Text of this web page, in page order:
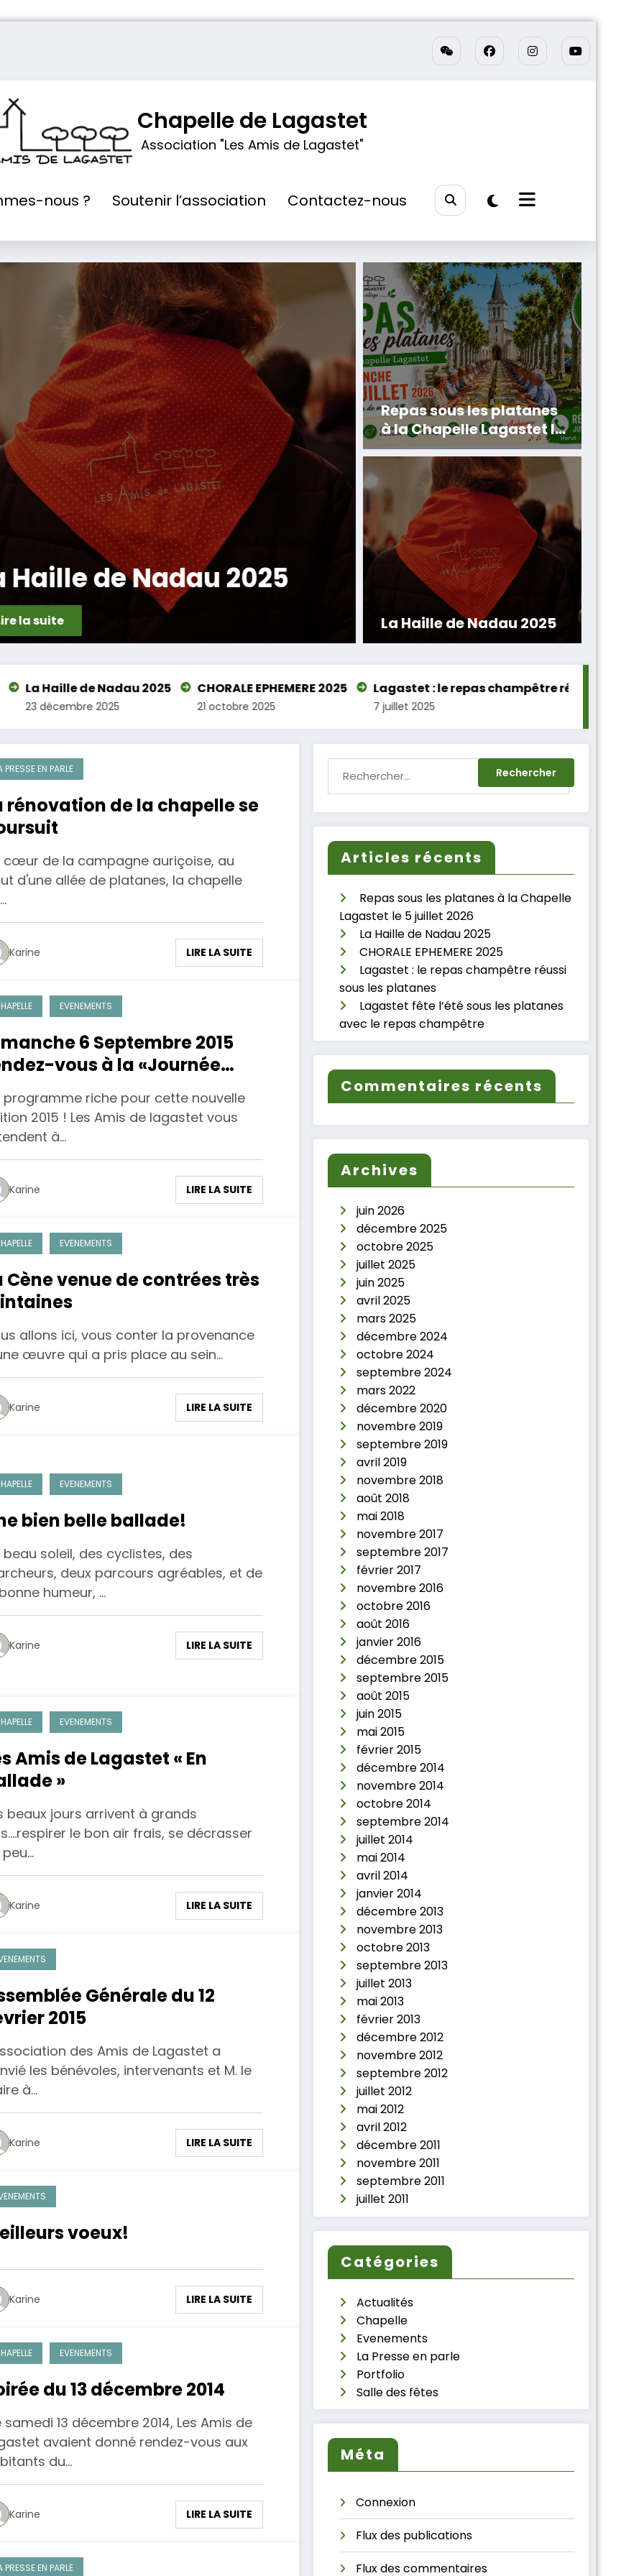
Chapelle de Lagastet
Association "Les Amis de Lagastet"
nous ? Soutenir l’association Contactez-nous
CHORALE EPHEMERE 2025
Repas
juillet
Lire la suite
Repas sous les platanes
à la Chapelle Lagastet le
5 juillet 2026
La Haille de Nadau 2025
Nadau 2025
2025
CHORALE EPHEMERE 2025
21 octobre 2025
Lagastet : le repas champêtre réussi sous les platanes
PRESSE EN PARLE
rénovation de la chapelle se
cœur de la campagne auriçoise, au
d'une allée de platanes, la chapelle
Karine LIRE LA SUITE
EVENEMENTS
6 Septembre 2015
vous à la «Journée
» organisée par
des Amis de
programme riche pour cette nouvelle
2015 ! Les Amis de lagastet vous
à…
Karine LIRE LA SUITE
EVENEMENTS
Cène venue de contrées très
allons ici, vous conter la provenance
œuvre qui a pris place au sein…
Karine LIRE LA SUITE
EVENEMENTS
bien belle ballade!
beau soleil, des cyclistes, des
deux parcours agréables, et de
humeur, …
Karine LIRE LA SUITE
EVENEMENTS
Amis de Lagastet « En
»
beaux jours arrivent à grands
le bon air frais, se décrasser
Karine LIRE LA SUITE
Générale du 12
2015
des Amis de Lagastet a
les bénévoles, intervenants et M. le
à…
Karine LIRE LA SUITE
voeux!
Karine LIRE LA SUITE
EVENEMENTS
du 13 décembre 2014
samedi 13 décembre 2014, Les Amis de
avaient donné rendez-vous aux
du…
Karine LIRE LA SUITE
PRESSE EN PARLE
Articles récents
Repas sous les platanes à la Chapelle
Lagastet le 5 juillet 2026
La Haille de Nadau 2025
CHORALE EPHEMERE 2025
Lagastet : le repas champêtre réussi
sous les platanes
Lagastet fête l’été sous les platanes
avec le repas champêtre
Commentaires récents
Archives
juin 2026
décembre 2025
octobre 2025
juillet 2025
juin 2025
avril 2025
mars 2025
décembre 2024
octobre 2024
septembre 2024
mars 2022
décembre 2020
novembre 2019
septembre 2019
avril 2019
novembre 2018
août 2018
mai 2018
novembre 2017
septembre 2017
février 2017
novembre 2016
octobre 2016
août 2016
janvier 2016
décembre 2015
septembre 2015
août 2015
juin 2015
mai 2015
février 2015
décembre 2014
novembre 2014
octobre 2014
septembre 2014
juillet 2014
mai 2014
avril 2014
janvier 2014
décembre 2013
novembre 2013
octobre 2013
septembre 2013
juillet 2013
mai 2013
février 2013
décembre 2012
novembre 2012
septembre 2012
juillet 2012
mai 2012
avril 2012
décembre 2011
novembre 2011
septembre 2011
juillet 2011
Catégories
Actualités
Chapelle
Evenements
La Presse en parle
Portfolio
Salle des fêtes
Méta
Connexion
Flux des publications
Flux des commentaires